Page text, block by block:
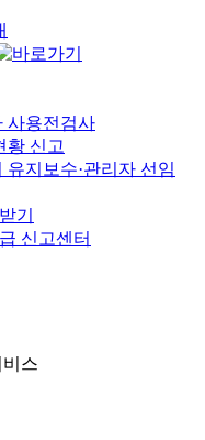
사용전검사
황 신고
유지보수·관리자 선임
기
신고센터
스